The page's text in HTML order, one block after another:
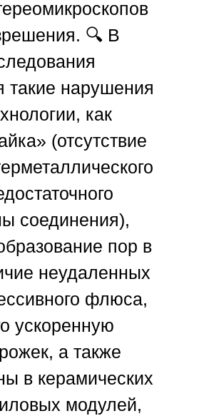
🔍 В
такие нарушения
как
(отсутствие
соединения),
пор в
неудаленных
флюса,
ускоренную
а также
в керамических
модулей,